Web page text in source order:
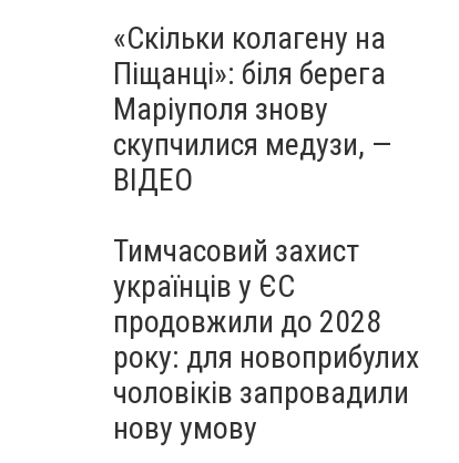
«Скільки колагену на
Піщанці»: біля берега
Маріуполя знову
скупчилися медузи, —
ВІДЕО
Тимчасовий захист
українців у ЄС
продовжили до 2028
року: для новоприбулих
чоловіків запровадили
нову умову